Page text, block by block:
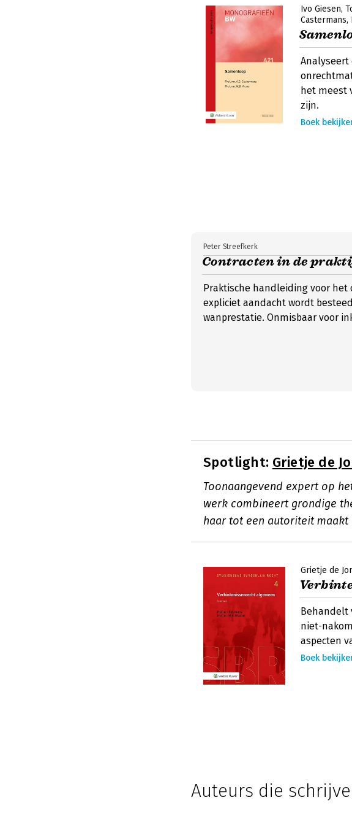
Ivo Giesen
Castermans
Analyseert
het meest
zijn.
Boek
Contracten in de
Peter Streefkerk
Praktische handleiding voor
expliciet aandacht wordt
wanprestatie. Onmisbaar voor
Spotlight: Grietje de
Toonaangevend expert op
werk combineert grondige
haar tot een autoriteit maakt
Grietje de
Behandelt
niet-
aspecten
Boek
Auteurs die